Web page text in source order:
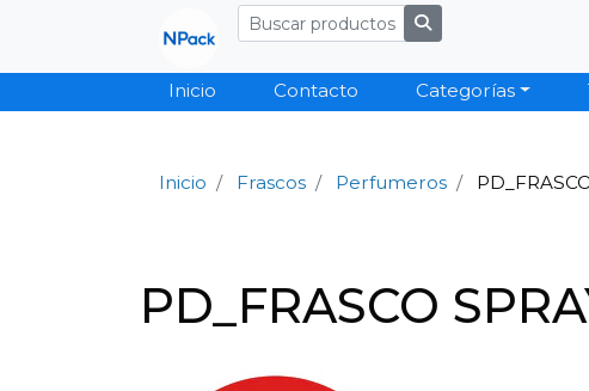
Inicio Contacto Categorías
Inicio Frascos Perfumeros
PD_FRASCO